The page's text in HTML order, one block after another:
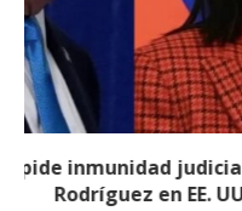
Johan Sebastián
durante